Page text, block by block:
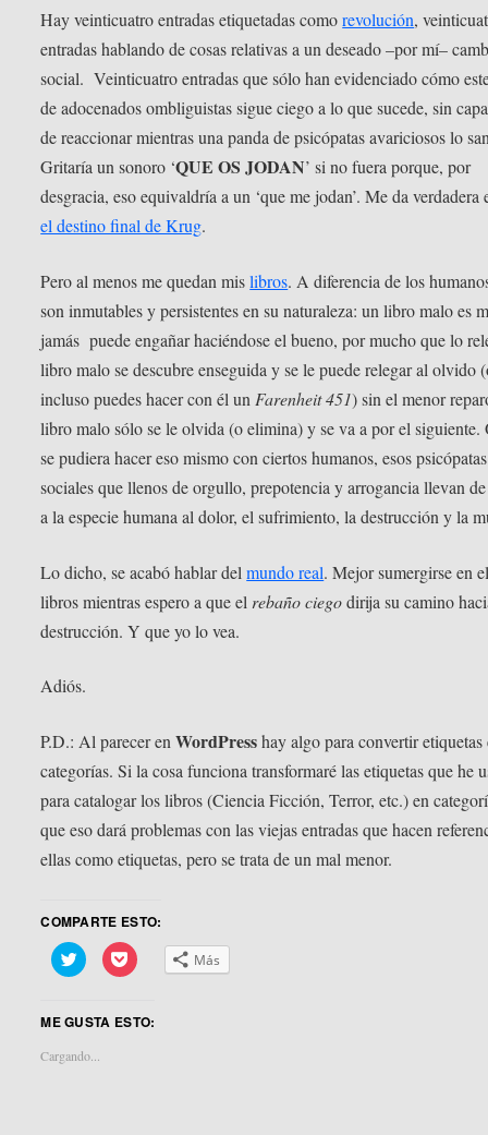
Hay veinticuatro entradas etiquetadas comorevolución,
entradas hablando de cosas relativas a un deseado –por mí–
social. Veinticuatro entradas que sólo han evidenciado cómo
de adocenados ombliguistas sigue ciego a lo que sucede, sin
de reaccionar mientras una panda de psicópatas avariciosos lo
Gritaría un sonoro ‘QUE OS JODAN’ si no fuera porque, por
desgracia, eso equivaldría a un ‘que me jodan’. Me da verdadera
el destino final de Krug.
Pero al menos me quedan mislibros. A diferencia de los
son inmutables y persistentes en su naturaleza: un libro malo es
jamás puede engañar haciéndose el bueno, por mucho que lo
libro malo se descubre enseguida y se le puede relegar al olvido
incluso puedes hacer con él un Farenheit 451) sin el menor
libro malo sólo se le olvida (o elimina) y se va a por el siguiente.
se pudiera hacer eso mismo con ciertos humanos, esos psicópatas
sociales que llenos de orgullo, prepotencia y arrogancia llevan
a la especie humana al dolor, el sufrimiento, la destrucción y la
Lo dicho, se acabó hablar delmundo real. Mejor sumergirse en
libros mientras espero a que el rebaño ciegodirija su camino
destrucción. Y que yo lo vea.
Adiós.
P.D.: Al parecer enWordPresshay algo para convertir etiquetas
categorías. Si la cosa funciona transformaré las etiquetas que he
para catalogar los libros (Ciencia Ficción, Terror, etc.) en
que eso dará problemas con las viejas entradas que hacen
ellas como etiquetas, pero se trata de un mal menor.
COMPARTE ESTO:
Haz
clic
Twitter
abre
en
Haz
clic
Pocket
Más
ME GUSTA ESTO:
Cargando...